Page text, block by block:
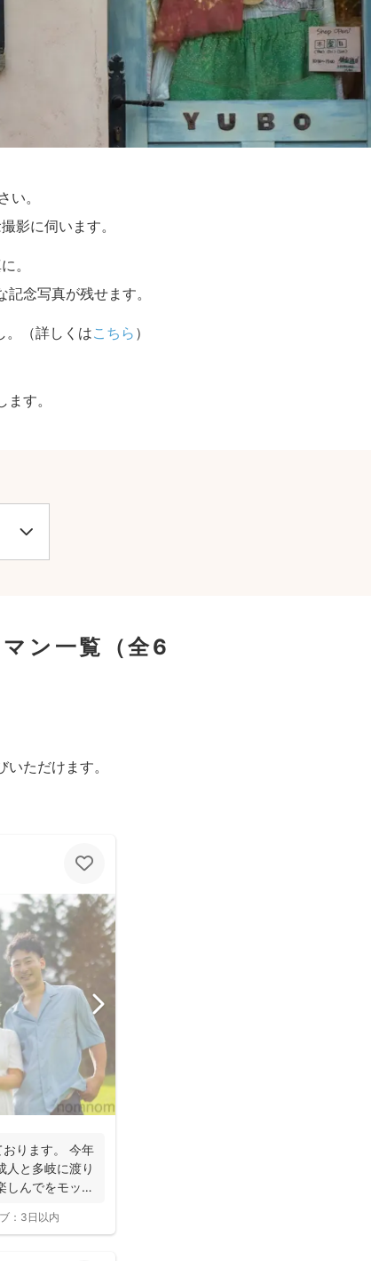
。
影に伺います。
。
念写真が残せます。
。（詳しくはこちら ）
す。
ン一覧
（全6
ただけます。
おります。 今年
人と多岐に渡り
しんでをモット
： 3日以内